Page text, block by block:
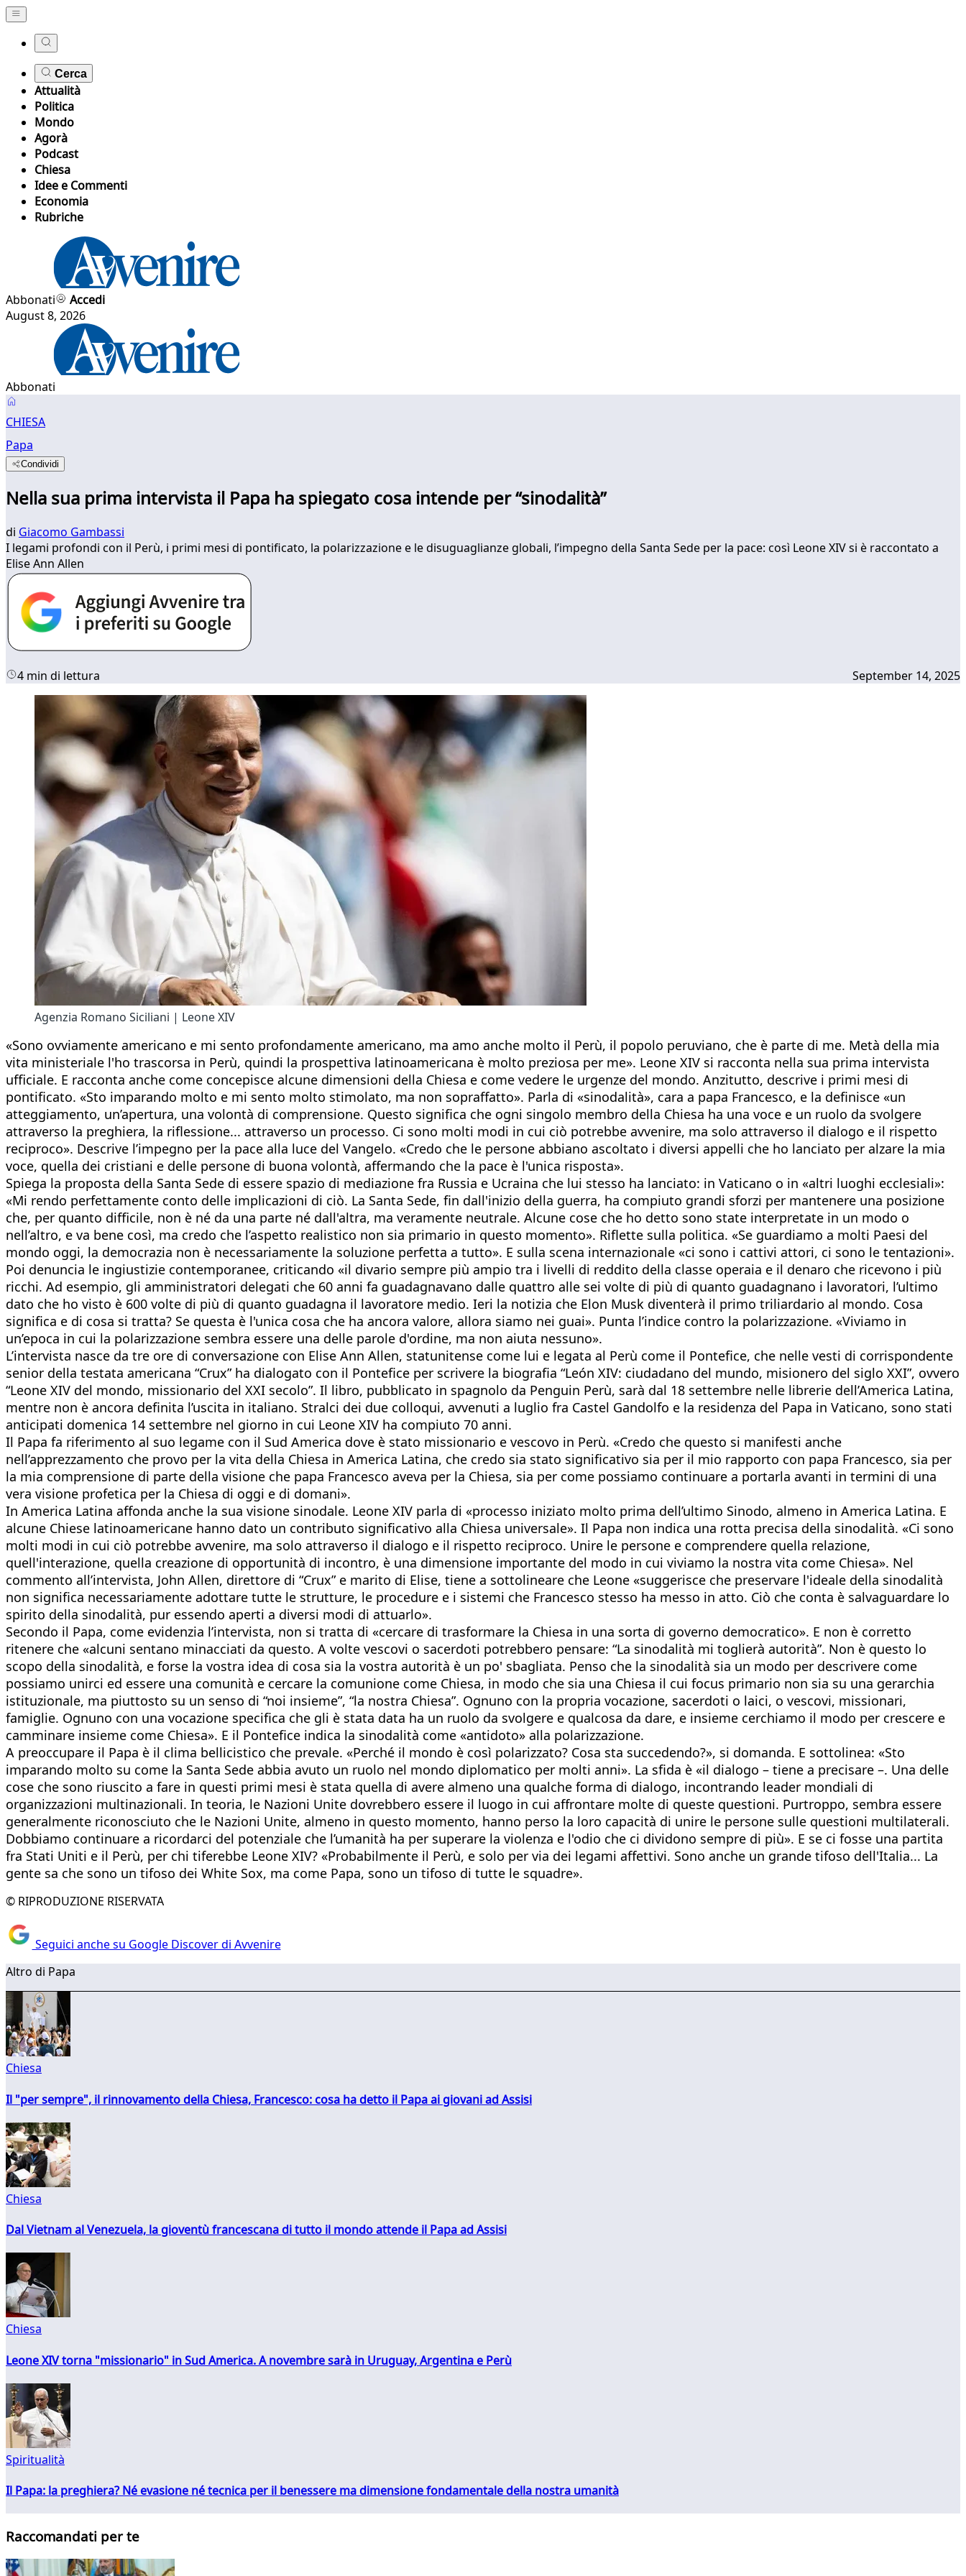
Cerca
Attualità
Politica
Mondo
Agorà
Podcast
Chiesa
Idee e Commenti
Economia
Rubriche
Abbonati
Accedi
August 8, 2026
Abbonati
CHIESA
Papa
Condividi
Nella sua prima intervista il Papa ha spiegato cosa intende per “sinodalità”
di Giacomo Gambassi
I legami profondi con il Perù, i primi mesi di pontificato, la polarizzazione e le disuguaglianze globali, l’impegno della Santa Sede per la pace: così Leone XIV si è raccontato a
Elise Ann Allen
4 min di lettura September 14, 2025
Agenzia Romano Siciliani | Leone XIV
«Sono ovviamente americano e mi sento profondamente americano, ma amo anche molto il Perù, il popolo peruviano, che è parte di me. Metà della mia
vita ministeriale l'ho trascorsa in Perù, quindi la prospettiva latinoamericana è molto preziosa per me». Leone XIV si racconta nella sua prima intervista
ufficiale. E racconta anche come concepisce alcune dimensioni della Chiesa e come vedere le urgenze del mondo. Anzitutto, descrive i primi mesi di
pontificato. «Sto imparando molto e mi sento molto stimolato, ma non sopraffatto». Parla di «sinodalità», cara a papa Francesco, e la definisce «un
atteggiamento, un’apertura, una volontà di comprensione. Questo significa che ogni singolo membro della Chiesa ha una voce e un ruolo da svolgere
attraverso la preghiera, la riflessione... attraverso un processo. Ci sono molti modi in cui ciò potrebbe avvenire, ma solo attraverso il dialogo e il rispetto
reciproco». Descrive l’impegno per la pace alla luce del Vangelo. «Credo che le persone abbiano ascoltato i diversi appelli che ho lanciato per alzare la mia
voce, quella dei cristiani e delle persone di buona volontà, affermando che la pace è l'unica risposta».
Spiega la proposta della Santa Sede di essere spazio di mediazione fra Russia e Ucraina che lui stesso ha lanciato: in Vaticano o in «altri luoghi ecclesiali»:
«Mi rendo perfettamente conto delle implicazioni di ciò. La Santa Sede, fin dall'inizio della guerra, ha compiuto grandi sforzi per mantenere una posizione
che, per quanto difficile, non è né da una parte né dall'altra, ma veramente neutrale. Alcune cose che ho detto sono state interpretate in un modo o
nell’altro, e va bene così, ma credo che l’aspetto realistico non sia primario in questo momento». Riflette sulla politica. «Se guardiamo a molti Paesi del
mondo oggi, la democrazia non è necessariamente la soluzione perfetta a tutto». E sulla scena internazionale «ci sono i cattivi attori, ci sono le tentazioni».
Poi denuncia le ingiustizie contemporanee, criticando «il divario sempre più ampio tra i livelli di reddito della classe operaia e il denaro che ricevono i più
ricchi. Ad esempio, gli amministratori delegati che 60 anni fa guadagnavano dalle quattro alle sei volte di più di quanto guadagnano i lavoratori, l’ultimo
dato che ho visto è 600 volte di più di quanto guadagna il lavoratore medio. Ieri la notizia che Elon Musk diventerà il primo triliardario al mondo. Cosa
significa e di cosa si tratta? Se questa è l'unica cosa che ha ancora valore, allora siamo nei guai». Punta l’indice contro la polarizzazione. «Viviamo in
un’epoca in cui la polarizzazione sembra essere una delle parole d'ordine, ma non aiuta nessuno».
L’intervista nasce da tre ore di conversazione con Elise Ann Allen, statunitense come lui e legata al Perù come il Pontefice, che nelle vesti di corrispondente
senior della testata americana “Crux” ha dialogato con il Pontefice per scrivere la biografia “León XIV: ciudadano del mundo, misionero del siglo XXI”, ovvero
“Leone XIV del mondo, missionario del XXI secolo”. Il libro, pubblicato in spagnolo da Penguin Perù, sarà dal 18 settembre nelle librerie dell’America Latina,
mentre non è ancora definita l’uscita in italiano. Stralci dei due colloqui, avvenuti a luglio fra Castel Gandolfo e la residenza del Papa in Vaticano, sono stati
anticipati domenica 14 settembre nel giorno in cui Leone XIV ha compiuto 70 anni.
Il Papa fa riferimento al suo legame con il Sud America dove è stato missionario e vescovo in Perù. «Credo che questo si manifesti anche
nell’apprezzamento che provo per la vita della Chiesa in America Latina, che credo sia stato significativo sia per il mio rapporto con papa Francesco, sia per
la mia comprensione di parte della visione che papa Francesco aveva per la Chiesa, sia per come possiamo continuare a portarla avanti in termini di una
vera visione profetica per la Chiesa di oggi e di domani».
In America Latina affonda anche la sua visione sinodale. Leone XIV parla di «processo iniziato molto prima dell’ultimo Sinodo, almeno in America Latina. E
alcune Chiese latinoamericane hanno dato un contributo significativo alla Chiesa universale». Il Papa non indica una rotta precisa della sinodalità. «Ci sono
molti modi in cui ciò potrebbe avvenire, ma solo attraverso il dialogo e il rispetto reciproco. Unire le persone e comprendere quella relazione,
quell'interazione, quella creazione di opportunità di incontro, è una dimensione importante del modo in cui viviamo la nostra vita come Chiesa». Nel
commento all’intervista, John Allen, direttore di “Crux” e marito di Elise, tiene a sottolineare che Leone «suggerisce che preservare l'ideale della sinodalità
non significa necessariamente adottare tutte le strutture, le procedure e i sistemi che Francesco stesso ha messo in atto. Ciò che conta è salvaguardare lo
spirito della sinodalità, pur essendo aperti a diversi modi di attuarlo».
Secondo il Papa, come evidenzia l’intervista, non si tratta di «cercare di trasformare la Chiesa in una sorta di governo democratico». E non è corretto
ritenere che «alcuni sentano minacciati da questo. A volte vescovi o sacerdoti potrebbero pensare: “La sinodalità mi toglierà autorità”. Non è questo lo
scopo della sinodalità, e forse la vostra idea di cosa sia la vostra autorità è un po' sbagliata. Penso che la sinodalità sia un modo per descrivere come
possiamo unirci ed essere una comunità e cercare la comunione come Chiesa, in modo che sia una Chiesa il cui focus primario non sia su una gerarchia
istituzionale, ma piuttosto su un senso di “noi insieme”, “la nostra Chiesa”. Ognuno con la propria vocazione, sacerdoti o laici, o vescovi, missionari,
famiglie. Ognuno con una vocazione specifica che gli è stata data ha un ruolo da svolgere e qualcosa da dare, e insieme cerchiamo il modo per crescere e
camminare insieme come Chiesa». E il Pontefice indica la sinodalità come «antidoto» alla polarizzazione.
A preoccupare il Papa è il clima bellicistico che prevale. «Perché il mondo è così polarizzato? Cosa sta succedendo?», si domanda. E sottolinea: «Sto
imparando molto su come la Santa Sede abbia avuto un ruolo nel mondo diplomatico per molti anni». La sfida è «il dialogo – tiene a precisare –. Una delle
cose che sono riuscito a fare in questi primi mesi è stata quella di avere almeno una qualche forma di dialogo, incontrando leader mondiali di
organizzazioni multinazionali. In teoria, le Nazioni Unite dovrebbero essere il luogo in cui affrontare molte di queste questioni. Purtroppo, sembra essere
generalmente riconosciuto che le Nazioni Unite, almeno in questo momento, hanno perso la loro capacità di unire le persone sulle questioni multilaterali.
Dobbiamo continuare a ricordarci del potenziale che l’umanità ha per superare la violenza e l'odio che ci dividono sempre di più». E se ci fosse una partita
fra Stati Uniti e il Perù, per chi tiferebbe Leone XIV? «Probabilmente il Perù, e solo per via dei legami affettivi. Sono anche un grande tifoso dell'Italia... La
gente sa che sono un tifoso dei White Sox, ma come Papa, sono un tifoso di tutte le squadre».
© RIPRODUZIONE RISERVATA
Seguici anche su Google Discover di Avvenire
Altro di Papa
Chiesa
Il "per sempre", il rinnovamento della Chiesa, Francesco: cosa ha detto il Papa ai giovani ad Assisi
Chiesa
Dal Vietnam al Venezuela, la gioventù francescana di tutto il mondo attende il Papa ad Assisi
Chiesa
Leone XIV torna "missionario" in Sud America. A novembre sarà in Uruguay, Argentina e Perù
Spiritualità
Il Papa: la preghiera? Né evasione né tecnica per il benessere ma dimensione fondamentale della nostra umanità
Raccomandati per te